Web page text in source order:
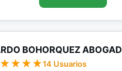
BOHORQUEZ
14 Usuarios